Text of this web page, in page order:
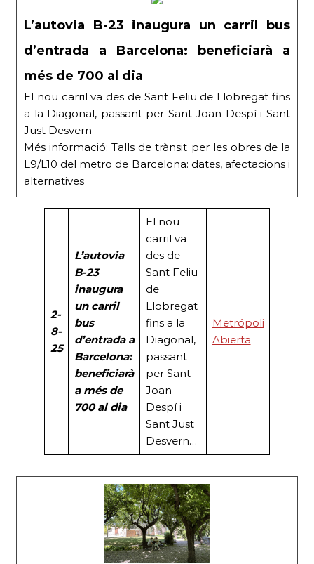
L’autovia B-23 inaugura un carril bus
d’entrada a Barcelona: beneficiarà a
més de 700 al dia
El nou carril va des de Sant Feliu de Llobregat fins
a la Diagonal, passant per Sant Joan Despí i Sant
Just Desvern
Més informació: Talls de trànsit per les obres de la
L9/L10 del metro de Barcelona: dates, afectacions i
alternatives
2-
8-
25
L’autovia
B-23
inaugura
un carril
bus
d’entrada a
Barcelona:
beneficiarà
a més de
700 al dia
El nou
carril va
des de
Sant Feliu
de
Llobregat
fins a la
Diagonal,
passant
per Sant
Joan
Despí i
Sant Just
Desvern…
Metrópoli
Abierta